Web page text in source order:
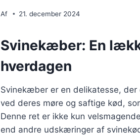
Af 21. december 2024
Svinekæber: En
hverdagen
Svinekæber er en delikatesse,
ved deres møre og saftige kød,
Denne ret er ikke kun
end andre udskæringer af